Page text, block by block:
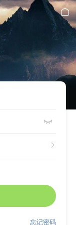



忘记密码